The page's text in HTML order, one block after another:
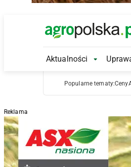
Main Logo
Aktualności
Popularne tematy:Ceny
Reklama